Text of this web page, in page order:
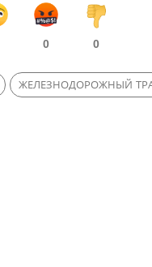
0 0
ЖЕЛЕЗНОДОРОЖНЫЙ